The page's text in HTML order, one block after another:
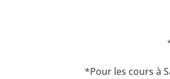
*Pour les cours à